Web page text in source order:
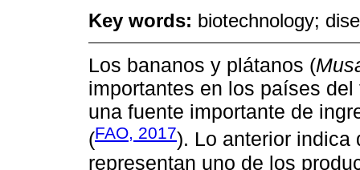
Key words: biotechnology;
Los bananos y plátanos (
importantes en los países
una fuente importante de
(FAO, 2017). Lo anterior indica
representan uno de los